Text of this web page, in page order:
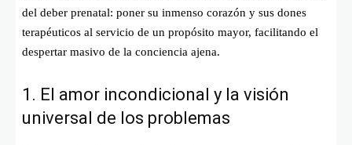
del deber prenatal: poner su inmenso corazón y sus dones
terapéuticos al servicio de un propósito mayor, facilitando el
despertar masivo de la conciencia ajena.
1. El amor incondicional y la visión
universal de los problemas